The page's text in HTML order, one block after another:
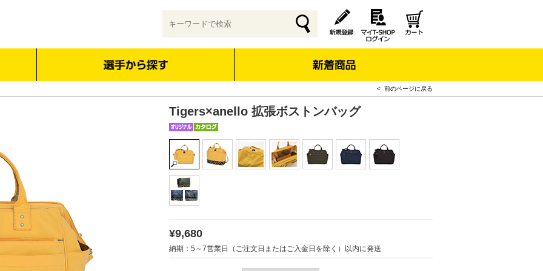
< 前のページに戻る
Tigers×anello 拡張ボストンバッグ
¥9,680
納期：5～7営業日（ご注文日またはご入金日を除く）以内に発送